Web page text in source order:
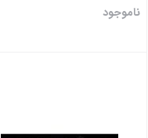
ناموجود